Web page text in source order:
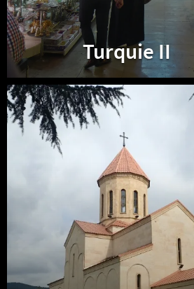
Turquie II
Georgie